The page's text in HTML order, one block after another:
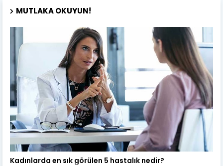
MUTLAKA OKUYUN!
Kadın Sağlığı
Kadınlarda en sık görülen 5 hastalık nedir?